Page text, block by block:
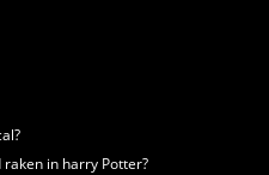
in harry Potter?